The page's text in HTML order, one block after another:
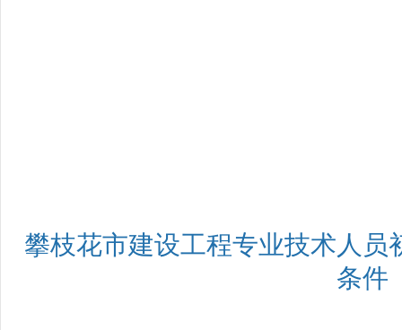
攀枝花市建设工程专业技术人员
条件